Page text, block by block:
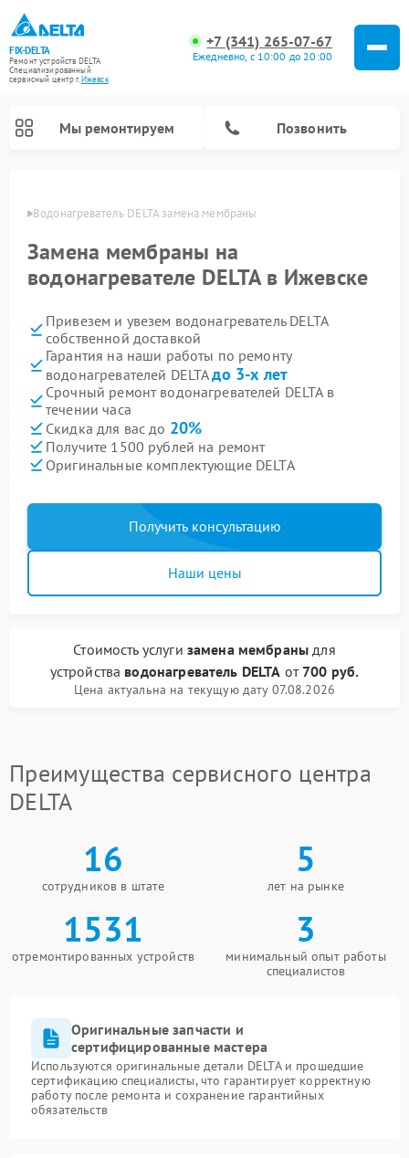
FIX-DELTA
Ремонт устройств DELTA
Специализированный
cервисный центр г.Ижевск
+7 (341) 265-07-67
Ежедневно, с 10:00 до 20:00
Мы ремонтируем Позвонить
Водонагреватель DELTA замена мембраны
Замена мембраны на
водонагревателе DELTA в Ижевске
Привезем и увезем водонагреватель DELTA
собственной доставкой
Гарантия на наши работы по ремонту
водонагревателей DELTAдо 3-х лет
Срочный ремонт водонагревателей DELTA в
течении часа
Скидка для вас до 20%
Получите 1500 рублей на ремонт
Оригинальные комплектующие DELTA
Получить консультацию
Наши цены
Стоимость услуги замена мембраны для
устройства водонагреватель DELTA от 700 руб.
Цена актуальна на текущую дату 07.08.2026
Преимущества сервисного центра
DELTA
16
сотрудников в штате
5
лет на рынке
1531
отремонтированных устройств
3
минимальный опыт работы
специалистов
Оригинальные запчасти и
сертифицированные мастера
Используются оригинальные детали DELTA и прошедшие
сертификацию специалисты, что гарантирует корректную
работу после ремонта и сохранение гарантийных
обязательств